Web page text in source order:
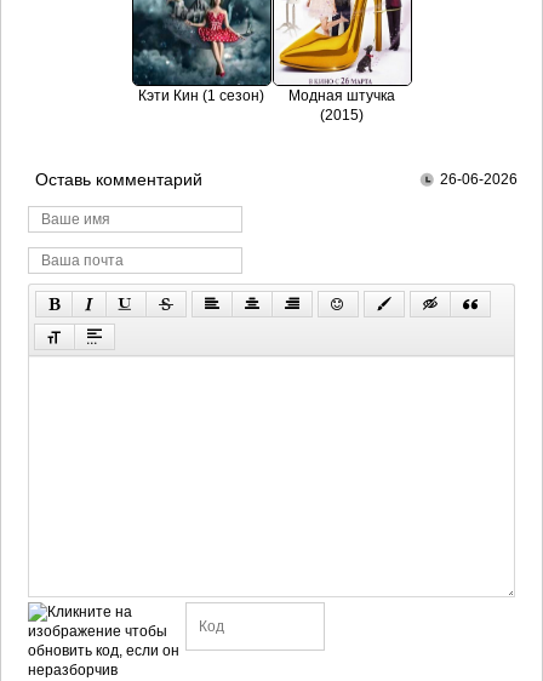
Кэти Кин (1 сезон)
Модная штучка
(2015)
Оставь комментарий 26-06-2026